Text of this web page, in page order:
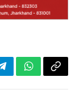
TelegramWhatsApp
Copy